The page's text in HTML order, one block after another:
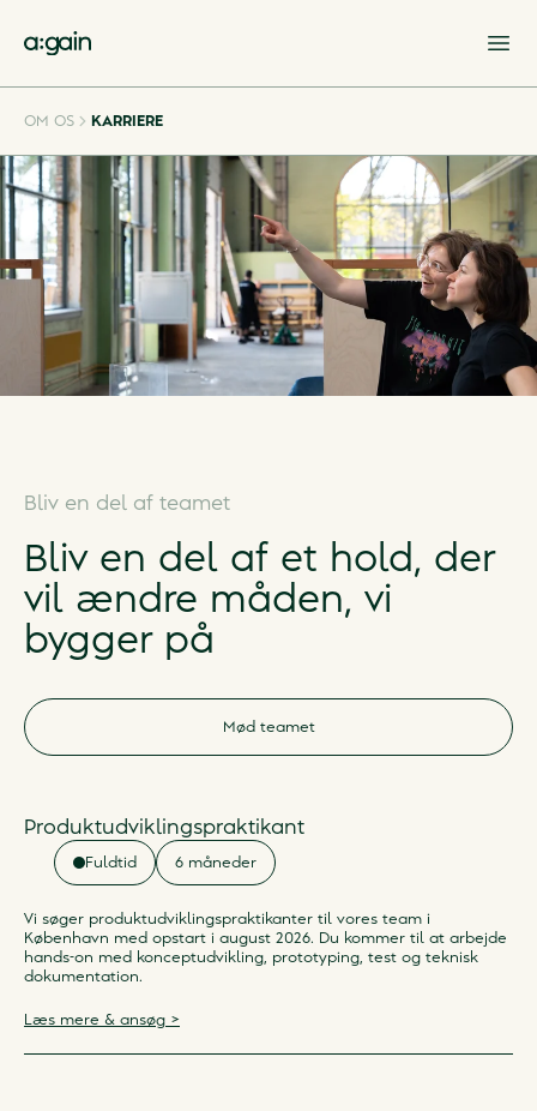
OM OS KARRIERE
Bliv en del af teamet
Bliv en del af et hold, der
vil ændre måden, vi
bygger på
Mød teamet
Produktudviklingspraktikant
Fuldtid 6 måneder
Vi søger produktudviklingspraktikanter til vores team i
København med opstart i august 2026. Du kommer til at arbejde
hands-on med konceptudvikling, prototyping, test og teknisk
dokumentation.
Læs mere & ansøg >